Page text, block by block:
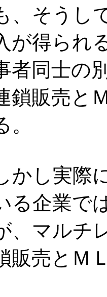
、そうし
が得られ
者同士の
鎖販売と
。
かし実際
る企業で
、マルチ
販売とＭ